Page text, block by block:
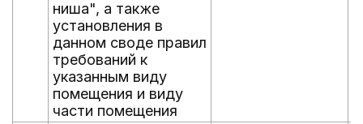
ниша", а также
установления в
данном своде правил
требований к
указанным виду
помещения и виду
части помещения